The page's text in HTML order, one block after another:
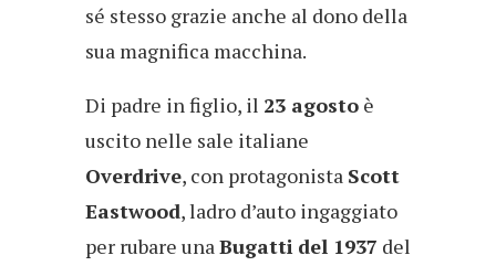
sé stesso grazie anche al dono della
sua magnifica macchina.
Di padre in figlio, il 23 agosto è
uscito nelle sale italiane
Overdrive, con protagonista Scott
Eastwood, ladro d’auto ingaggiato
per rubare una Bugatti del 1937 del